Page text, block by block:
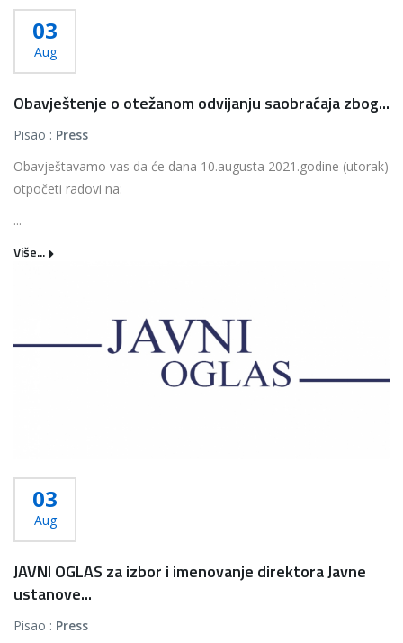
03
Aug
Obavještenje o otežanom odvijanju saobraćaja zbog...
Pisao : Press
Obavještavamo vas da će dana 10.augusta 2021.godine (utorak)
otpočeti radovi na:
...
Više...
03
Aug
JAVNI OGLAS za izbor i imenovanje direktora Javne
ustanove...
Pisao : Press